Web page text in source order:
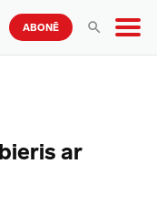
ABONĒ
ar